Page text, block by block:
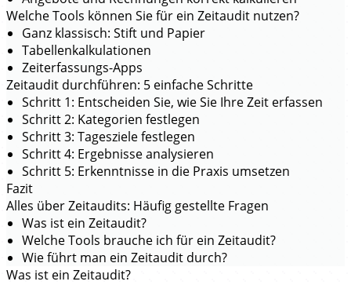
Welche Tools können Sie für ein Zeitaudit nutzen?
Ganz klassisch: Stift und Papier
Tabellenkalkulationen
Zeiterfassungs-Apps
Zeitaudit durchführen: 5 einfache Schritte
Schritt 1: Entscheiden Sie, wie Sie Ihre Zeit erfassen
Schritt 2: Kategorien festlegen
Schritt 3: Tagesziele festlegen
Schritt 4: Ergebnisse analysieren
Schritt 5: Erkenntnisse in die Praxis umsetzen
Fazit
Alles über Zeitaudits: Häufig gestellte Fragen
Was ist ein Zeitaudit?
Welche Tools brauche ich für ein Zeitaudit?
Wie führt man ein Zeitaudit durch?
Was ist ein Zeitaudit?